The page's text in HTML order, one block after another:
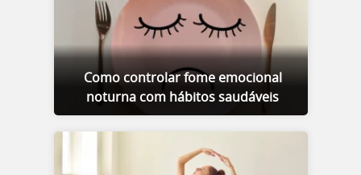
Como controlar fome emocional
noturna com hábitos saudáveis